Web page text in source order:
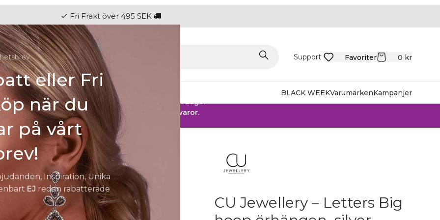
eller Fri
när du
på vårt
Inspiration, Unika
EJ redan rabatterade
Support Favoriter 0 kr
RingarKlockorHerrBarn Fest BLACK WEEKVarumärkenKampanjer
SMYCKENDAHLS
Rabatter på varor i Lager
25% på tusentals varor.
CU Jewellery – Letters Big